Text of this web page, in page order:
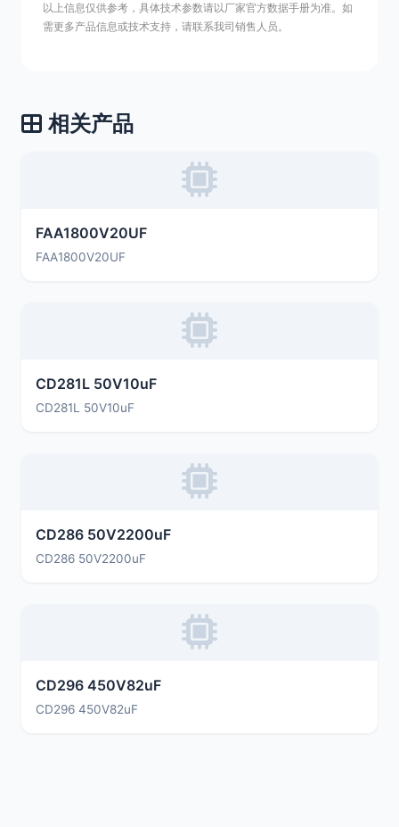
以上信息仅供参考，具体技术参数请以厂家官方数据手册为准。如
需更多产品信息或技术支持，请联系我司销售人员。
相关产品
FAA1800V20UF
FAA1800V20UF
CD281L 50V10uF
CD281L 50V10uF
CD286 50V2200uF
CD286 50V2200uF
CD296 450V82uF
CD296 450V82uF